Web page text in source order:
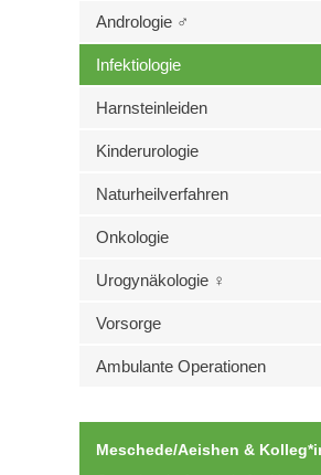
Andrologie ♂
Infektiologie
Harnsteinleiden
Kinderurologie
Naturheilverfahren
Onkologie
Urogynäkologie ♀
Vorsorge
Ambulante Operationen
Meschede/Aeishen &